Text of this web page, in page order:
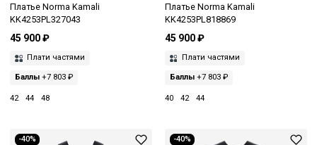
Платье Norma Kamali
KK4253PL327043
45 900 ₽
Плати частями
Баллы +7 803 ₽
42 44 48
Платье Norma Kamali
KK4253PL818869
45 900 ₽
Плати частями
Баллы+7 803 ₽
40 42 44
-40%
-40%